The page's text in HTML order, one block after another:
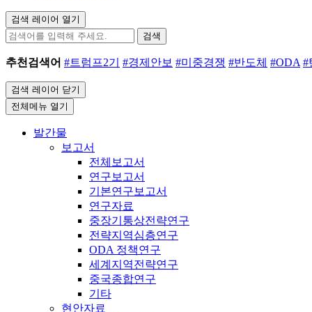
검색 레이어 열기
검색
추천검색어 #트럼프2기 #경제안보 #미중경쟁 #반도체 #ODA #
검색 레이어 닫기
전체메뉴 열기
발간물
보고서
전체보고서
연구보고서
기본연구보고서
연구자료
중장기통상전략연구
전략지역심층연구
ODA 정책연구
세계지역전략연구
중국종합연구
기타
현안자료